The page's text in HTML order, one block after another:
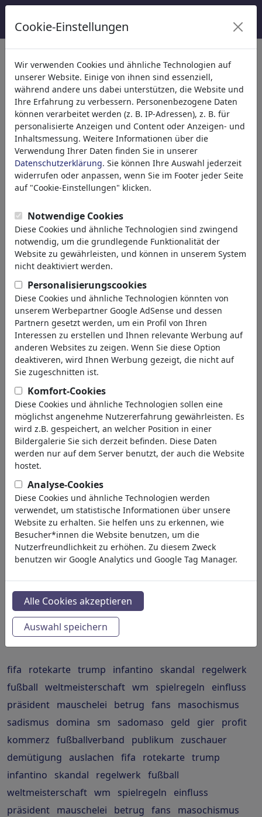
Welcome totoonpool.com,
world's largest community for cartoons, caricatures
and fun drawings.
Browse413894 artworks,discover
unique items.
FIFA-SM
#486638 / 683 mal angesehen
von
am 07. July 2026
5
Wirtschaft & Geld
Familie & Jugend
Bildung & Erziehung
Bündnisse
Betrug & Korruption
fifa rotekarte trump infantino skandal
regelwerk
fußball weltmeisterschaft wm spielregeln
einfluss
präsident mauschelei betrug fans
masochismus
sadismus
domina sm sadomaso geld gier profit
kommerz fußballverband publikum zuschauer
demütigung
auslachen fifa rotekarte trump
infantino
skandal regelwerk fußball
weltmeisterschaft wm spielregeln
einfluss
präsident mauschelei betrug fans
masochismus
Cookie-Einstellungen
Wir verwenden Cookies und ähnliche Technologien auf
unserer Website. Einige von ihnen sind essenziell,
während andere uns dabei unterstützen, die Website und
Ihre Erfahrung zu verbessern. Personenbezogene Daten
können verarbeitet werden (z. B. IP-Adressen), z. B. für
personalisierte Anzeigen und Content oder Anzeigen- und
Inhaltsmessung. Weitere Informationen über die
Verwendung Ihrer Daten finden Sie in unserer
Datenschutzerklärung. Sie können Ihre Auswahl jederzeit
widerrufen oder anpassen, wenn Sie im Footer jeder Seite
auf "Cookie-Einstellungen" klicken.
Notwendige Cookies
Diese Cookies und ähnliche Technologien sind zwingend
notwendig, um die grundlegende Funktionalität der
Website zu gewährleisten, und können in unserem System
nicht deaktiviert werden.
Personalisierungscookies
Diese Cookies und ähnliche Technologien könnten von
unserem Werbepartner Google AdSense und dessen
Partnern gesetzt werden, um ein Profil von Ihren
Interessen zu erstellen und Ihnen relevante Werbung auf
anderen Websites zu zeigen. Wenn Sie diese Option
deaktiveren, wird Ihnen Werbung gezeigt, die nicht auf
Sie zugeschnitten ist.
Komfort-Cookies
Diese Cookies und ähnliche Technologien sollen eine
möglichst angenehme Nutzererfahrung gewährleisten. Es
wird z.B. gespeichert, an welcher Position in einer
Bildergalerie Sie sich derzeit befinden. Diese Daten
werden nur auf dem Server benutzt, der auch die Website
hostet.
Analyse-Cookies
Diese Cookies und ähnliche Technologien werden
verwendet, um statistische Informationen über unsere
Website zu erhalten. Sie helfen uns zu erkennen, wie
Besucher*innen die Website benutzen, um die
Nutzerfreundlichkeit zu erhöhen. Zu diesem Zweck
benutzen wir Google Analytics und Google Tag Manager.
Alle Cookies akzeptieren
Auswahl speichern